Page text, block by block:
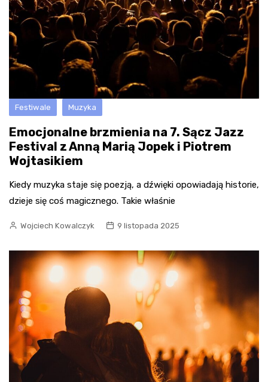
Festiwale Muzyka
Emocjonalne brzmienia na 7. Sącz Jazz
Festival z Anną Marią Jopek i Piotrem
Wojtasikiem
Kiedy muzyka staje się poezją, a dźwięki opowiadają historie,
dzieje się coś magicznego. Takie właśnie
Wojciech Kowalczyk 9 listopada 2025